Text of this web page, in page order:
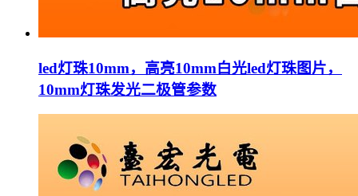
led灯珠10mm，高亮10mm白光led灯珠图片，
10mm灯珠发光二极管参数